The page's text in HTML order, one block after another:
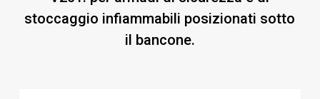
stoccaggio infiammabili posizionati sotto
il bancone.